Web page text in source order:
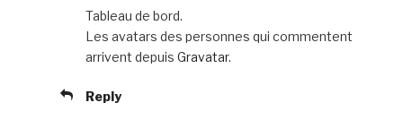
Tableau de bord.
Les avatars des personnes qui commentent
arrivent depuis Gravatar.
Reply